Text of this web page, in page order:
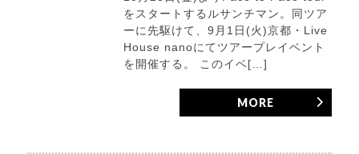
をスタートするルサンチマン。同ツア
ーに先駆けて、9月1日(火)京都・Live
House nanoにてツアープレイベント
を開催する。 このイベ[…]
MORE